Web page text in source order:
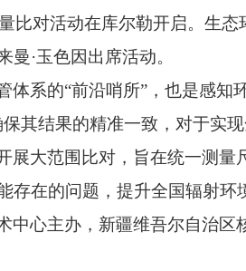
比对活动在库尔勒开启。生态
曼·玉色因出席活动。
体系的“前沿哨所”，也是感知
其结果的精准一致， 对于实
展大范围比对， 旨在统一测量
存在的问题， 提升全国辐射环
中心主办， 新疆维吾尔自治区